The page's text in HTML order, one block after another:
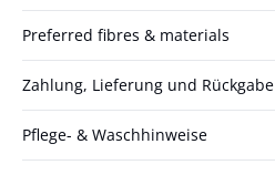
Preferred fibres & materials
Zahlung, Lieferung und Rückgabe
Pflege- & Waschhinweise